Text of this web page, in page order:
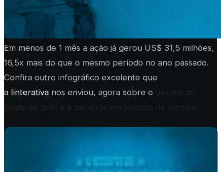
Em menos de 1 mês a ação já gerou US$ 31,5 milhões,
16,5x mais do que o mesmo período no ano passado.
Confira outro infográfico excelente que
a Iinterativa nos enviou, agora sobre o desafio do
balde de gelo e a caridade em tempos de memes.